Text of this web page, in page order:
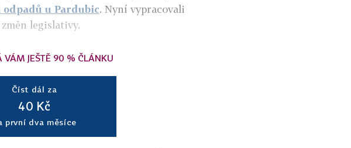
odpadů u Pardubic. Nyní vypracovali
legislativy.
VÁM JEŠTĚ 90 % ČLÁNKU
Číst dál za
40 Kč
první dva měsíce